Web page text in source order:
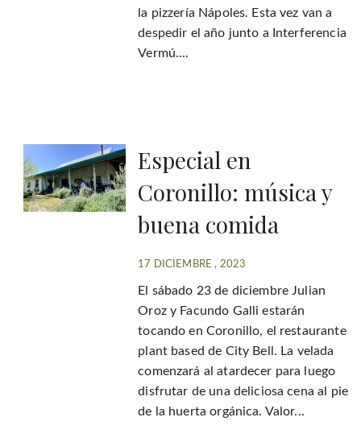
la pizzería Nápoles. Esta vez van a
despedir el año junto a Interferencia
Vermú....
Especial en
Coronillo: música y
buena comida
17 DICIEMBRE , 2023
El sábado 23 de diciembre Julian
Oroz y Facundo Galli estarán
tocando en Coronillo, el restaurante
plant based de City Bell. La velada
comenzará al atardecer para luego
disfrutar de una deliciosa cena al pie
de la huerta orgánica. Valor...